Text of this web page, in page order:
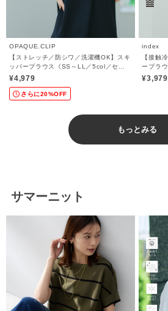
OPAQUE.CLIP
【ストレッチ／防シワ／洗濯機OK】スキ
ッパーブラウス《SS～LL／5col／セッ
トアップ可》
¥4,979
さらに20%OFF
index
【接触
ーブラ
／洗濯
¥3,979
もっとみる
サマーニット